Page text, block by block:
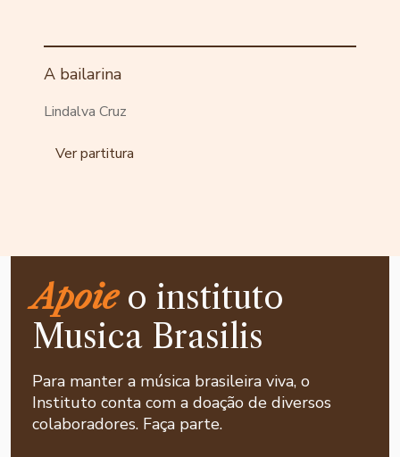
A bailarina
Lindalva Cruz
Ver partitura
Apoieo instituto
Musica Brasilis
Para manter a música brasileira viva, o
Instituto conta com a doação de diversos
colaboradores. Faça parte.